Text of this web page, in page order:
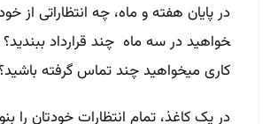
خواهید در سه ماه چند قرارداد
کاری میخواهید چند تماس گرفته
در یک کاغذ، تمام انتظارات خودتان را